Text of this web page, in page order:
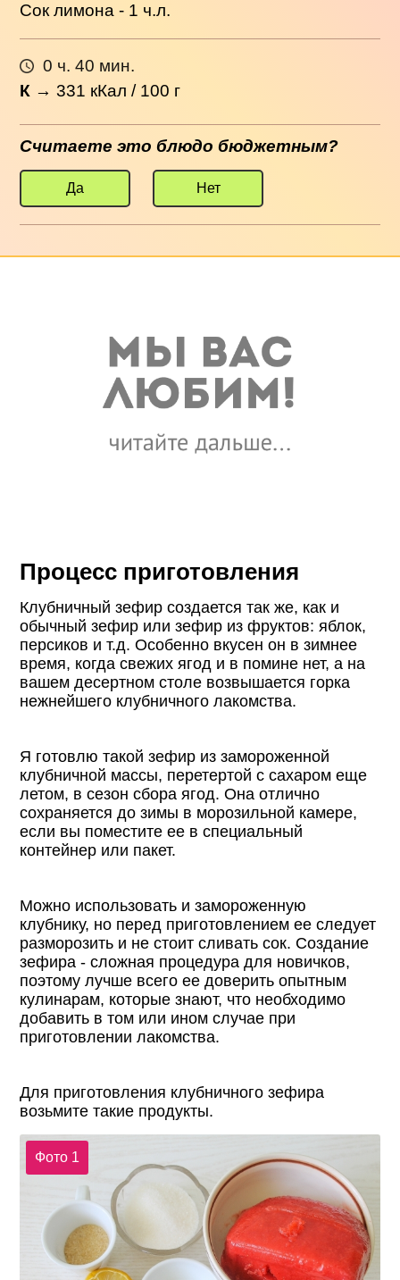
Сок лимона - 1 ч.л.
0 ч. 40 мин.
К →331 кКал / 100 г
Считаете это блюдо бюджетным?
Да Нет
Процесс приготовления
Клубничный зефир создается так же, как и
обычный зефир или зефир из фруктов: яблок,
персиков и т.д. Особенно вкусен он в зимнее
время, когда свежих ягод и в помине нет, а на
вашем десертном столе возвышается горка
нежнейшего клубничного лакомства.
Я готовлю такой зефир из замороженной
клубничной массы, перетертой с сахаром еще
летом, в сезон сбора ягод. Она отлично
сохраняется до зимы в морозильной камере,
если вы поместите ее в специальный
контейнер или пакет.
Можно использовать и замороженную
клубнику, но перед приготовлением ее следует
разморозить и не стоит сливать сок. Создание
зефира - сложная процедура для новичков,
поэтому лучше всего ее доверить опытным
кулинарам, которые знают, что необходимо
добавить в том или ином случае при
приготовлении лакомства.
Для приготовления клубничного зефира
возьмите такие продукты.
Фото 1